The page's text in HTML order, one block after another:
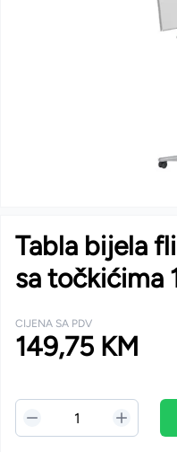
Tabla bijela
sa točkićima
CIJENA SA PDV
149,75 KM